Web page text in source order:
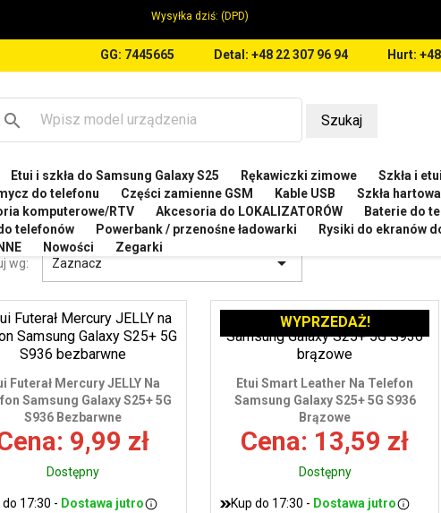
Wysyłka dziś: (DPD)
GG: 7445665 Detal: +48 22 307 96 94 Hurt:
search Szukaj
Etui i szkła do Samsung Galaxy S25 Rękawiczki zimowe Szkła i
do telefonu Części zamienne GSM Kable USB Szkła
komputerowe/RTV Akcesoria do LOKALIZATORÓW Baterie do
telefonów Powerbank / przenośne ładowarki Rysiki do ekranów
INNE Nowości Zegarki
Etui do Samsung Galaxy S25 Plus
SAMSUNG GALAXY S25 PLUS
wg: Zaznacz 
Futerał Mercury JELLY Na
Samsung Galaxy S25+ 5G
S936 Bezbarwne
9,99 zł
Dostępny
do 17:30 - Dostawa jutro
Etui Smart Leather Na Telefon
Samsung Galaxy S25+ 5G S936
Brązowe
Cena: 13,59 zł
Dostępny
Kup do 17:30 - Dostawa jutro
WYPRZEDAŻ!